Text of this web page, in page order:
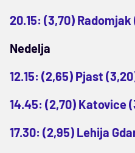
20.15: (3,70)
Nedelja
12.15: (2,65) Pjast
14.45: (2,70) Katovice
17.30: (2,95) Lehija